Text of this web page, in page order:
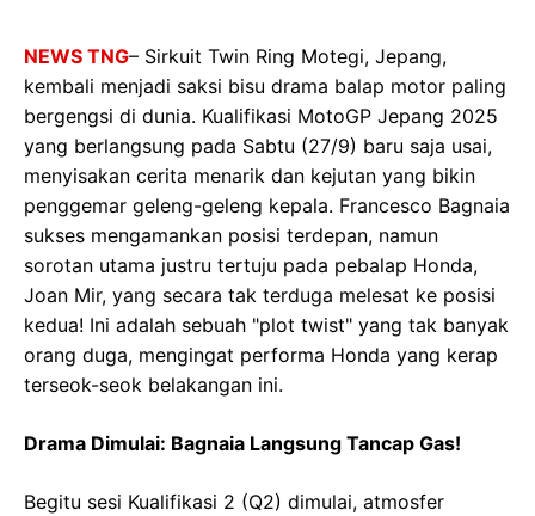
NEWS TNG– Sirkuit Twin Ring Motegi, Jepang,
kembali menjadi saksi bisu drama balap motor paling
bergengsi di dunia. Kualifikasi MotoGP Jepang 2025
yang berlangsung pada Sabtu (27/9) baru saja usai,
menyisakan cerita menarik dan kejutan yang bikin
penggemar geleng-geleng kepala. Francesco Bagnaia
sukses mengamankan posisi terdepan, namun
sorotan utama justru tertuju pada pebalap Honda,
Joan Mir, yang secara tak terduga melesat ke posisi
kedua! Ini adalah sebuah "plot twist" yang tak banyak
orang duga, mengingat performa Honda yang kerap
terseok-seok belakangan ini.
Drama Dimulai: Bagnaia Langsung Tancap Gas!
Begitu sesi Kualifikasi 2 (Q2) dimulai, atmosfer